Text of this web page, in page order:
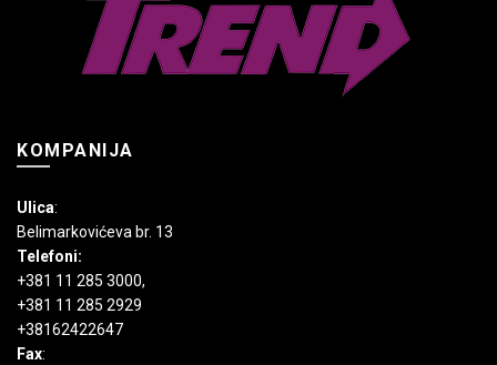
izabrane
na
stranici
KOMPANIJA
Ulica:
Belimarkovićeva br. 13
Telefoni:
+381 11 285 3000,
+381 11 285 2929
+38162422647
Fax: